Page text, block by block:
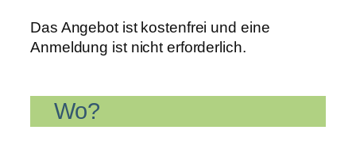
Das Angebot ist kostenfrei und eine
Anmeldung ist nicht erforderlich.
Wo?